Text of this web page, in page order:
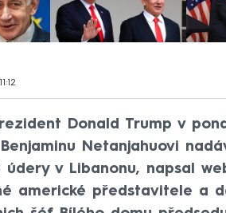
Donald Trump v
Netanjahuovi
v Libanonu, napsal
americké představitele a